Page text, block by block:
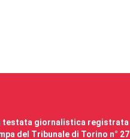
testata giornalistica registrata
del Tribunale di Torino n° 27